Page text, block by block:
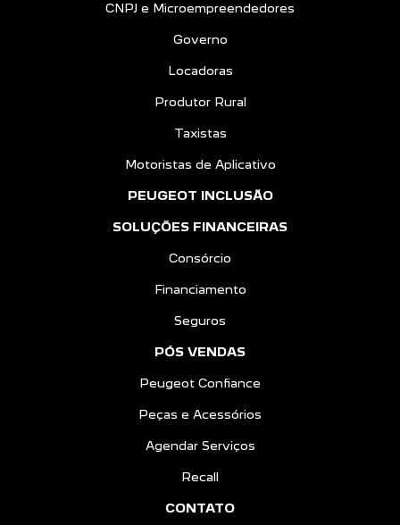
CNPJ e Microempreendedores
Governo
Locadoras
Produtor Rural
Taxistas
Motoristas de Aplicativo
PEUGEOT INCLUSÃO
SOLUÇÕES FINANCEIRAS
Consórcio
Financiamento
Seguros
PÓS VENDAS
Peugeot Confiance
Peças e Acessórios
Agendar Serviços
Recall
CONTATO